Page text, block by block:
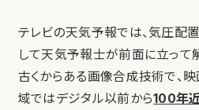
テレビの天気予報では、気圧配
して天気予報士が前面に立って
古くからある画像合成技術で、
域ではデジタル以前から100年